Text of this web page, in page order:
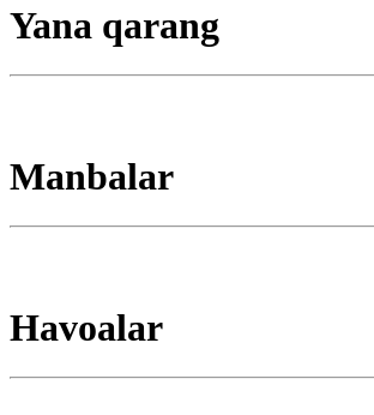
Yana qarang
Manbalar
Havoalar